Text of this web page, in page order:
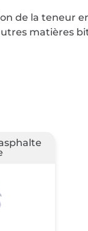
de la teneur
matières
de